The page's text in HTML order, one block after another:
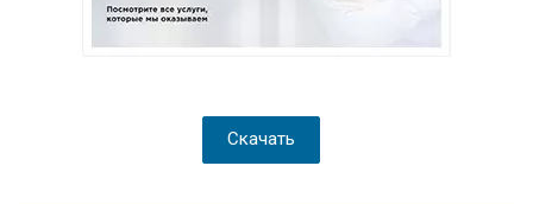
Скачать